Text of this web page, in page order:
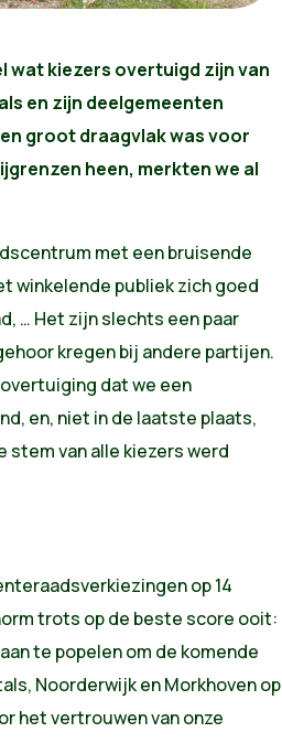
wat kiezers overtuigd zijn van
en zijn deelgemeenten
groot draagvlak was voor
heen, merkten we al
met een bruisende
winkelende publiek zich goed
… Het zijn slechts een paar
kregen bij andere partijen.
dat we een
en, niet in de laatste plaats,
stem van alle kiezers werd
op 14
trots op de beste score ooit:
te popelen om de komende
Noorderwijk en Morkhoven op
het vertrouwen van onze